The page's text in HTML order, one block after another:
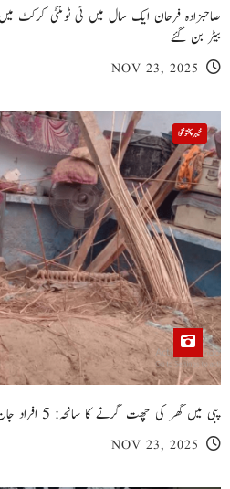
بیٹر بن گئے
NOV 23, 2025
خیبر پختونخوا
پبی میں گھر کی چھت گرنے کا سانحہ: 5 افراد جان کی بازی ہار گئے، 3 زخمی
NOV 23, 2025